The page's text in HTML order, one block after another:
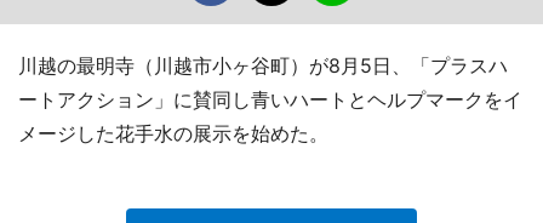
川越の最明寺（川越市小ヶ谷町）が8月5日、「プラスハ
ートアクション」に賛同し青いハートとヘルプマークをイ
メージした花手水の展示を始めた。